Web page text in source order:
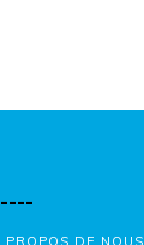
PROPOS DE NOUS